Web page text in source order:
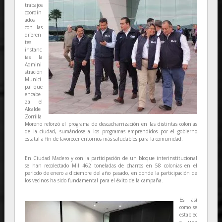
trabajos
coordin
ados
con las
diferen
tes
instanc
ias la
Admini
stración
Munici
pal que
encabe
za el
Alcalde
Zorrilla
Moreno reforzó el programa de descacharrización en las distintas colonias
de la ciudad, sumándose a los programas emprendidos por el gobierno
estatal a fin de favorecer entornos más saludables para la comunidad.
En Ciudad Madero y con la participación de un bloque interinstitucional
se han recolectado Mil 462 toneladas de charros en 58 colonias en el
periodo de enero a diciembre del año pasado, en donde la participación de
los vecinos ha sido fundamental para el éxito de la campaña.
Es así
como se
establec